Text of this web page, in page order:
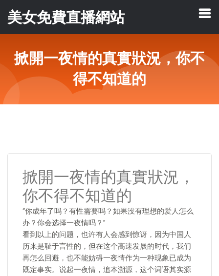
美女免費直播網站
掀開一夜情的真實狀況，你不
得不知道的
掀開一夜情的真實狀況，
你不得不知道的
“你成年了吗？有性需要吗？如果没有理想的爱人怎么
办？你会选择一夜情吗？”
看到以上的问题，也许有人会感到惊讶，因为中国人
历来是耻于言性的，但在这个高速发展的时代，我们
再怎么回避，也不能妨碍一夜情作为一种现象已成为
既定事实。说起一夜情，追本溯源，这个词语其实源